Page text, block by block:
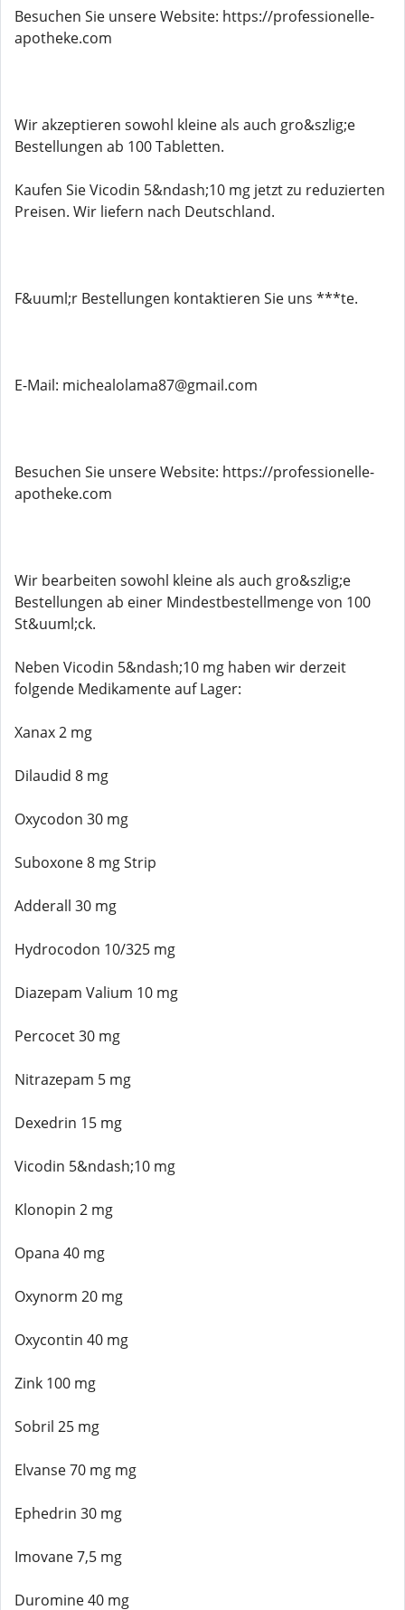
Besuchen Sie unsere Website: https://professionelle-
apotheke.com
Wir akzeptieren sowohl kleine als auch gro&szlig;e
Bestellungen ab 100 Tabletten.
Kaufen Sie Vicodin 5&ndash;10 mg jetzt zu reduzierten
Preisen. Wir liefern nach Deutschland.
F&uuml;r Bestellungen kontaktieren Sie uns ***te.
E-Mail: michealolama87@gmail.com
Besuchen Sie unsere Website: https://professionelle-
apotheke.com
Wir bearbeiten sowohl kleine als auch gro&szlig;e
Bestellungen ab einer Mindestbestellmenge von 100
St&uuml;ck.
Neben Vicodin 5&ndash;10 mg haben wir derzeit
folgende Medikamente auf Lager:
Xanax 2 mg
Dilaudid 8 mg
Oxycodon 30 mg
Suboxone 8 mg Strip
Adderall 30 mg
Hydrocodon 10/325 mg
Diazepam Valium 10 mg
Percocet 30 mg
Nitrazepam 5 mg
Dexedrin 15 mg
Vicodin 5&ndash;10 mg
Klonopin 2 mg
Opana 40 mg
Oxynorm 20 mg
Oxycontin 40 mg
Zink 100 mg
Sobril 25 mg
Elvanse 70 mg mg
Ephedrin 30 mg
Imovane 7,5 mg
Duromine 40 mg